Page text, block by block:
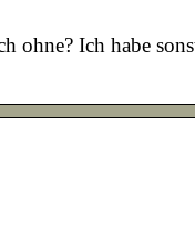
ohne? Ich habe